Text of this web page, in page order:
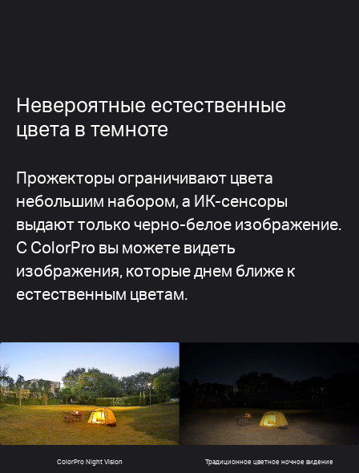
Невероятные естественные
цвета в темноте
Прожекторы ограничивают цвета
небольшим набором, а ИК-сенсоры
выдают только черно-белое изображение.
С ColorPro вы можете видеть
изображения, которые днем ближе к
естественным цветам.
ColorPro Night Vision Традиционное цветное ночное видение